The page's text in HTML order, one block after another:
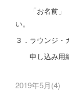
「お名前」「
い。
３．ラウンジ・
申し込み用紙
2019年5月(4)